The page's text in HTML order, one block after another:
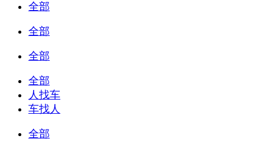
全部
全部
全部
全部
人找车
车找人
全部